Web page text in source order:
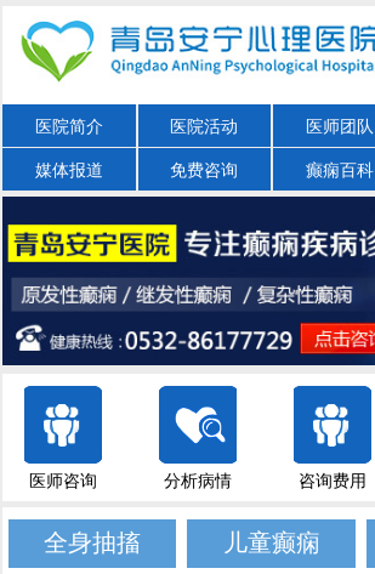
医院简介 医院活动 医师团队
媒体报道 免费咨询 癫痫百科
医师咨询 分析病情 咨询费用
全身抽搐 儿童癫痫